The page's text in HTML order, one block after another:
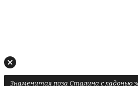
Знаменитая поза Сталина с ладонью